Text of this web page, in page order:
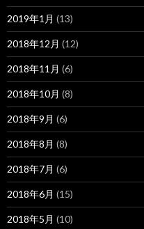
2019年1月 (13)
2018年12月 (12)
2018年11月 (6)
2018年10月 (8)
2018年9月 (6)
2018年8月 (8)
2018年7月 (6)
2018年6月 (15)
2018年5月 (10)